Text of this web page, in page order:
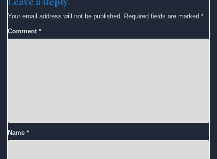
Your email address will not be published. Required fields are marked *
Comment *
Name *